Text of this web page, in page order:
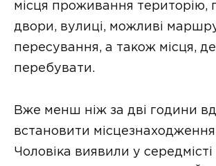
місця проживання територію,
двори, вулиці, можливі
пересування, а також місця, де
перебувати.
Вже менш ніж за дві години
встановити
Чоловіка виявили у